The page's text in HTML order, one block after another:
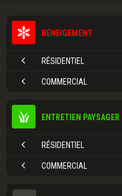
DÉNEIGEMENT
RÉSIDENTIEL
COMMERCIAL
ENTRETIEN PAYSAGER
RÉSIDENTIEL
COMMERCIAL